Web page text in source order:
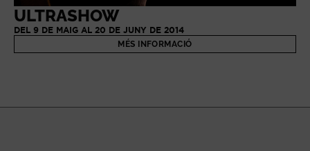
ULTRASHOW
DEL 9 DE MAIG AL 20 DE JUNY DE 2014
MÉS INFORMACIÓ